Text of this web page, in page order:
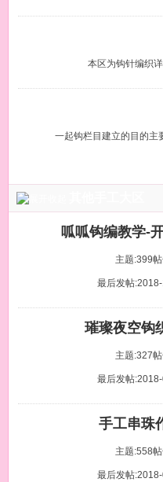
本区为钩针编织
一起钩栏目建立的目的主
呱呱钩编教学-
主题:399
最后发帖
璀璨夜空钩
主题:327
最后发帖
手工串珠
主题:558
最后发帖